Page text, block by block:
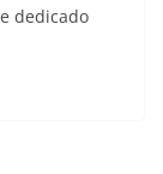
dedicado